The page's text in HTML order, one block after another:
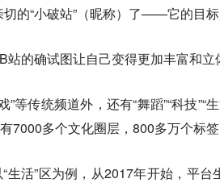
的“小破站”（昵称）了——它的目标
的确试图让自己变得更加丰富和立
”等传统频道外，还有“舞蹈”“科技”“
7000多个文化圈层，800多万个标签
生活”区为例，从2017年开始，平